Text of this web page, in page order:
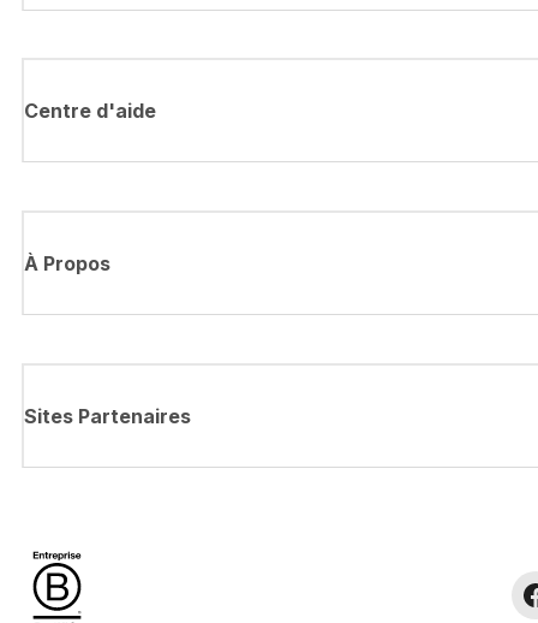
Centre d'aide
À Propos
Sites Partenaires